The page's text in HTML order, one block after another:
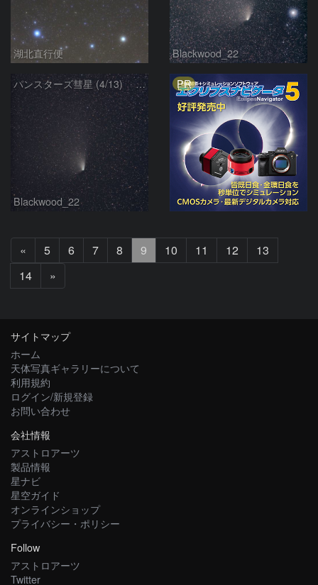
湖北直行便 Blackwood_22
パンスターズ彗星 (4/13) 300mm
Blackwood_22
PR
«
へ
5 6 7 8 9 10 11 12
13
14
»
へ
サイトマップ
ホーム
天体写真ギャラリーについて
利用規約
ログイン/新規登録
お問い合わせ
会社情報
アストロアーツ
製品情報
星ナビ
星空ガイド
オンラインショップ
プライバシー・ポリシー
Follow
アストロアーツ
Twitter